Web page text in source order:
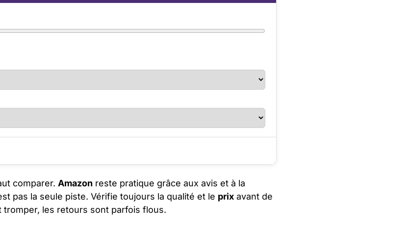
comparer. Amazon reste pratique grâce aux avis et à la
pas la seule piste. Vérifie toujours la qualité et le prix avant de
tromper, les retours sont parfois flous.